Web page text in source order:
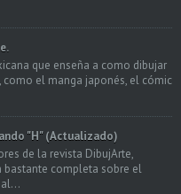
que enseña a como dibujar
el manga japonés, el cómic
"H" (Actualizado)
de la revista DibujArte,
completa sobre el